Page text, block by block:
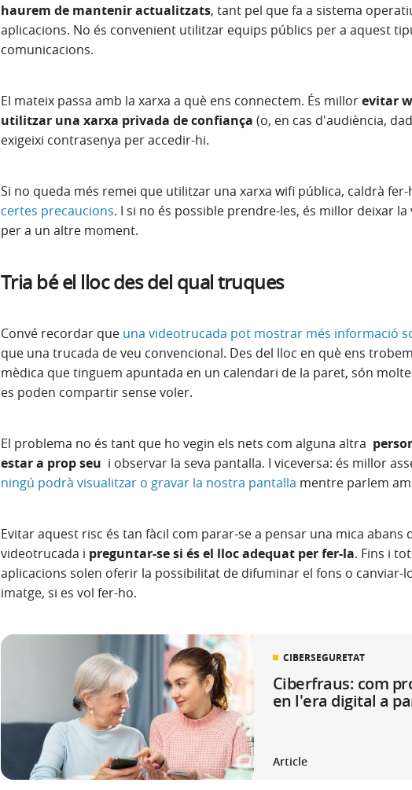
haurem de mantenir actualitzats, tant pel que fa a sistema
aplicacions. No és convenient utilitzar equips públics per a aquest
comunicacions.
El mateix passa amb la xarxa a què ens connectem. És millorevitar
utilitzar una xarxa privada de confiança (o, en cas d'audiència,
exigeixi contrasenya per accedir-hi.
Si no queda més remei que utilitzar una xarxa wifi pública, caldrà
certes precaucions. I si no és possible prendre-les, és millor deixar
per a un altre moment.
Tria bé el lloc des del qual truques
Convé recordar que una videotrucada pot mostrar més informació
que una trucada de veu convencional. Des del lloc en què ens
mèdica que tinguem apuntada en un calendari de la paret, són
es poden compartir sense voler.
El problema no és tant que ho vegin els nets com alguna altra
estar a prop seu i observar la seva pantalla. I viceversa: és millor
ningú podrà visualitzar o gravar la nostra pantalla mentre parlem
Evitar aquest risc és tan fàcil com parar-se a pensar una mica abans
videotrucada i preguntar-se si és el lloc adequat per fer-la. Fins i
aplicacions solen oferir la possibilitat de difuminar el fons o canviar-
imatge, si es vol fer-ho.
CIBERSEGURETAT
Ciberfraus: com
en l'era digital a
Article